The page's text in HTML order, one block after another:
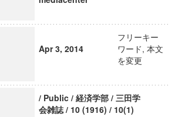
Apr 3, 2014
フリーキー
ワード, 本文
を変更
/ Public / 経済学部 / 三田学
会雑誌 / 10 (1916) / 10(1)